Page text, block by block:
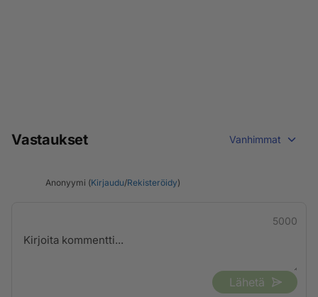
Vastaukset Vanhimmat
Anonyymi (Kirjaudu/Rekisteröidy)
5000
Lähetä